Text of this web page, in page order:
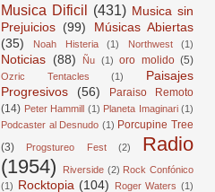
Musica Dificil (431) Musica sin
Prejuicios (99)
Músicas Abiertas
(35)
Noah Histeria (1) Northwest (1)
Noticias (88) Ñu (1) oro molido (5)
Ozric Tentacles (1)
Paisajes
Progresivos
(56)
Paraiso Remoto
(14) Peter Hammill (1) Planeta Imaginari (1)
Podcaster al Desnudo (1) Porcupine Tree
(3)
Progstureo Fest (2)
Radio
(1954)
Riverside (2) Rock Confónico
(1)
Rocktopia (104) Roger Waters (1)